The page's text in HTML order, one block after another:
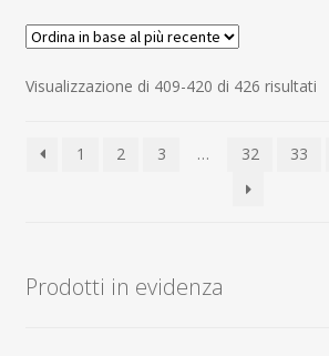
Visualizzazione di 409-420 di 426 risultati
1 2 3 … 32 33
Prodotti in evidenza